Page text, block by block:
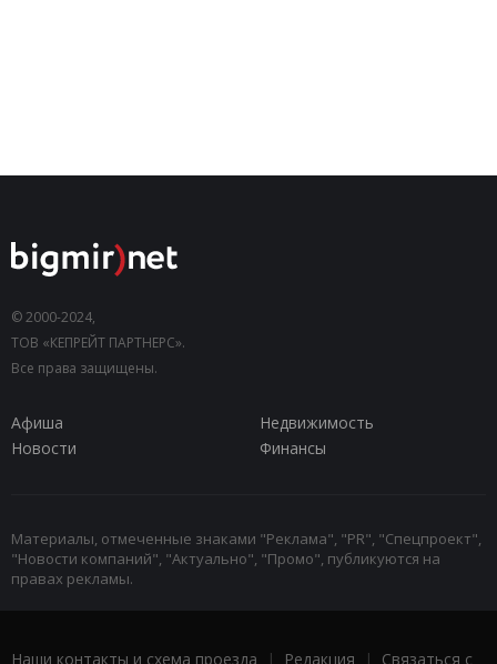
© 2000-2024,
ТОВ «КЕПРЕЙТ ПАРТНЕРС».
Все права защищены.
Афиша
Недвижимость
Новости
Финансы
Материалы, отмеченные знаками "Реклама", "PR", "Спецпроект",
"Новости компаний", "Актуально", "Промо", публикуются на
правах рекламы.
Наши контакты и схема проезда | Редакция | Связаться с